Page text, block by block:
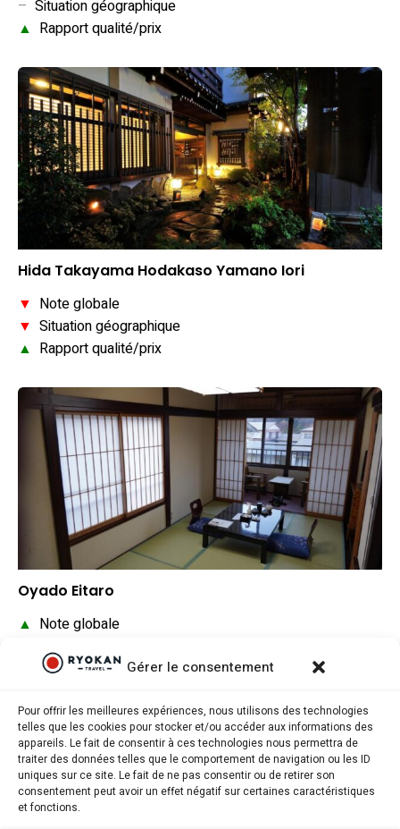
Gérer le consentement
Pour offrir les meilleures expériences, nous utilisons des technologies
telles que les cookies pour stocker et/ou accéder aux informations des
appareils. Le fait de consentir à ces technologies nous permettra de
traiter des données telles que le comportement de navigation ou les ID
uniques sur ce site. Le fait de ne pas consentir ou de retirer son
consentement peut avoir un effet négatif sur certaines caractéristiques
et fonctions.
– Situation géographique
▲ Rapport qualité/prix
Hida Takayama Hodakaso Yamano Iori
▼ Note globale
▼ Situation géographique
▲ Rapport qualité/prix
Oyado Eitaro
▲ Note globale
Rapport qualité/prix
Ryokantravel.fr © Copyright 2025. Tous droits réservés.